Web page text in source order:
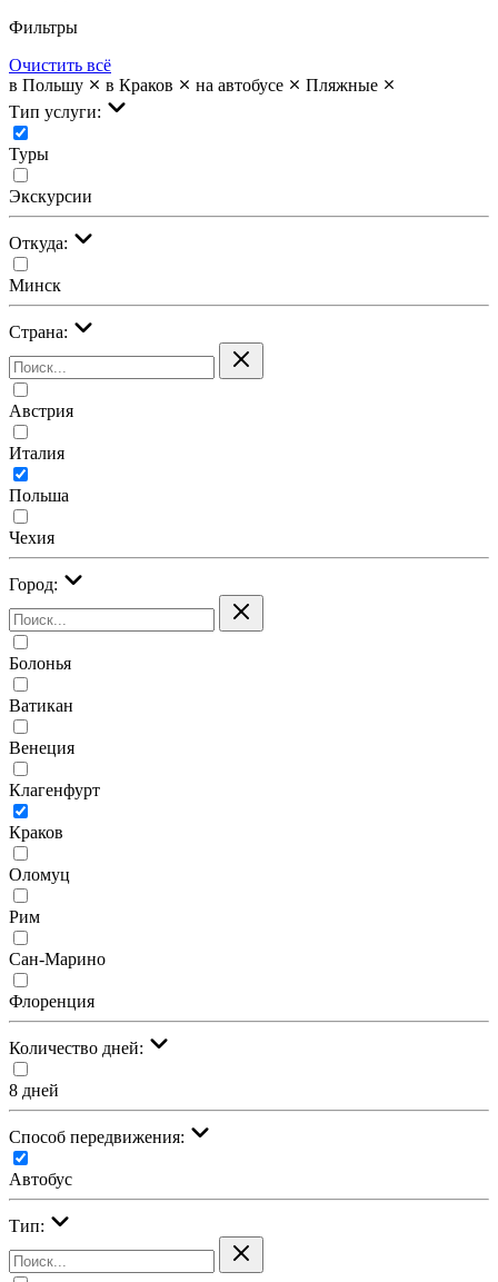
Фильтры
Очистить всё
в Польшу
в Краков на автобусе
Пляжные
Тип услуги:
Туры
Экскурсии
Откуда:
Минск
Страна:
Австрия
Италия
Польша
Чехия
Город:
Болонья
Ватикан
Венеция
Клагенфурт
Краков
Оломуц
Рим
Сан-Марино
Флоренция
Количество дней:
8 дней
Cпособ передвижения:
Автобус
Тип: